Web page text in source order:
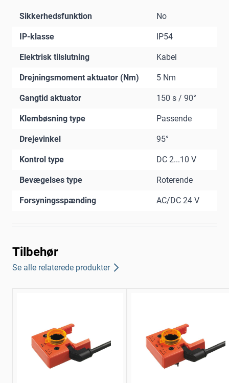
Sikkerhedsfunktion No
IP-klasse IP54
Elektrisk tilslutning Kabel
Drejningsmoment aktuator (Nm) 5 Nm
Gangtid aktuator 150 s / 90°
Klembøsning type Passende
Drejevinkel 95°
Kontrol type DC 2...10 V
Bevægelses type Roterende
Forsyningsspænding AC/DC 24 V
Tilbehør
Se alle relaterede produkter